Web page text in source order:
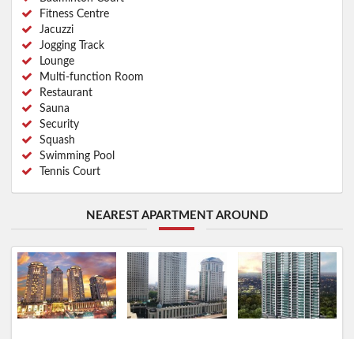
Fitness Centre
Jacuzzi
Jogging Track
Lounge
Multi-function Room
Restaurant
Sauna
Security
Squash
Swimming Pool
Tennis Court
NEAREST APARTMENT AROUND